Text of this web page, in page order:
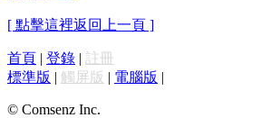
[ 點擊這裡返回上一頁 ]
首頁 | 登錄 | 註冊
標準版 | 觸屏版 | 電腦版 |
© Comsenz Inc.